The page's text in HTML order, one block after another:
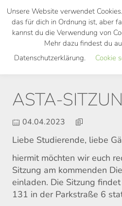
Skip
main
ASTA-
04.04.2023
Liebe Studierende, liebe
hiermit möchten wir euch
Sitzung am kommenden
einladen. Die Sitzung
131 in der Parkstraße 6
Unsere Website verwendet
das für dich in Ordnung ist, aber
kannst du die Verwendung von
Mehr dazu findest du
Datenschutzerklärung.
Cookie